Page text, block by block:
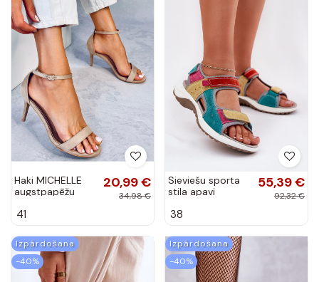
Haki MICHELLE
augstpapēžu
papēdi
20,99 €
34,98 €
41
Sieviešu sporta
stila apavi
55,39 €
92,32 €
38
Izpārdošana
-40%
Izpārdošana
-40%